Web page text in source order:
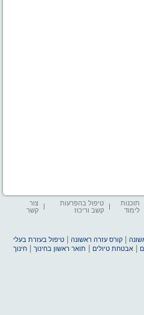
תוכנות
לימוד
טיפול בהפרעות
קשב וריכוז
צור
קשר
|קורס עזרה ראשונה |טיפול בעזרת בעלי
|אבטחת טיולים תואר ראשון בחינוך |חינוך